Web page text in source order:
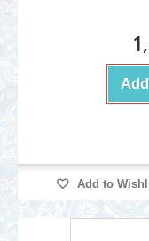
Add to